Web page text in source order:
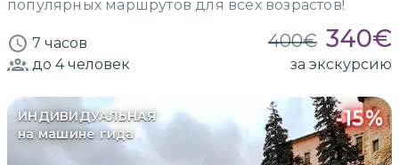
популярных маршрутов для всех возрастов!
7 часов 400€ 340€
до 4человек за экскурсию
ИНДИВИДУАЛЬНАЯ
на машине гида
-15%